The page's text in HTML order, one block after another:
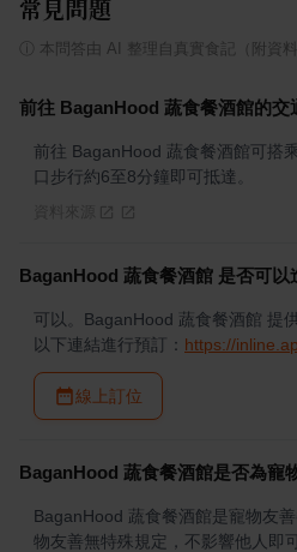
常見問題
本問答由 AI 整理自真實食記（附資料
前往 BaganHood 蔬食餐酒館的交
前往 BaganHood 蔬食餐酒館可搭
口步行約6至8分鐘即可抵達。
BaganHood 蔬食餐酒館 是否可以
可以。BaganHood 蔬食餐酒館 提
以下連結進行預訂： https://
線上訂位
BaganHood 蔬食餐酒館是否為寵
BaganHood 蔬食餐酒館是寵物友
物友善無特殊規定，不影響他人即可